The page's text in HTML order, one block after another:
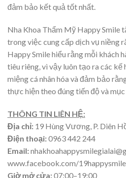
đảm bảo kết quả tốt nhất.
Nha Khoa Thẩm Mỹ Happy Smile
trong việc cung cấp dịch vụ niềng
Happy Smile hiểu rằng mỗi khách
tiêu riêng, vì vậy luôn tạo ra các kế
miệng cá nhân hóa và đảm bảo
thực hiện theo đúng tiến độ và
THÔNG TIN LIÊN HỆ:
Địa chỉ: 19 Hùng Vương, P. Diên
Điện thoại:0963 442 244
Email:
www.facebook.com/
Giờ mở cửa:07:00–19:00